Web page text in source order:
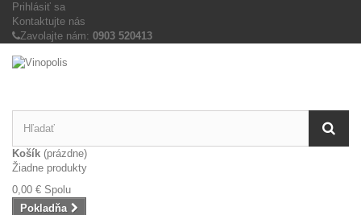
Prihlásiť sa
Kontaktujte nás
Zavolajte nám: 0903 520413
Košík (prázdne)
Žiadne produkty
0,00 € Spolu
Pokladňa